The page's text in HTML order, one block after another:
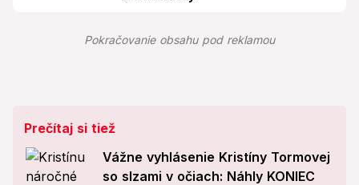
Pokračovanie obsahu pod reklamou
Prečítaj si tiež
Vážne vyhlásenie Kristíny Tormovej
so slzami v očiach: Náhly KONIEC